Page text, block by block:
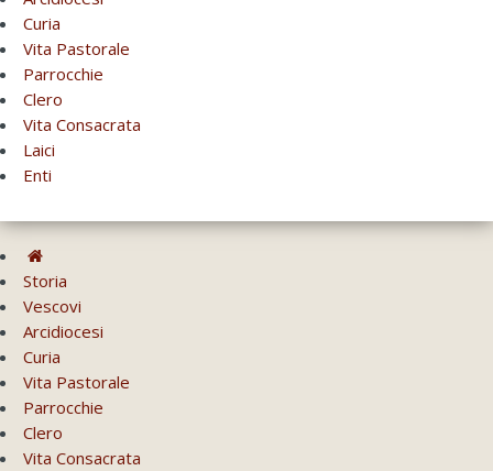
Curia
Vita Pastorale
Parrocchie
Clero
Vita Consacrata
Laici
Enti
Storia
Vescovi
Arcidiocesi
Curia
Vita Pastorale
Parrocchie
Clero
Vita Consacrata